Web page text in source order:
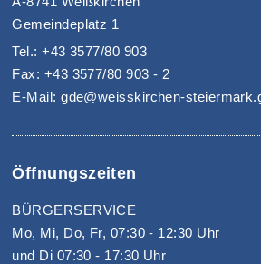
Gemeindeplatz 1
Tel.: +43 3577/80 903
Fax: +43 3577/80 903 - 2
E-Mail: gde@weisskirchen-
Öffnungszeiten
BÜRGERSERVICE
Mo, Mi, Do, Fr, 07:30 - 12:30 Uhr
und Di 07:30 - 17:30 Uhr